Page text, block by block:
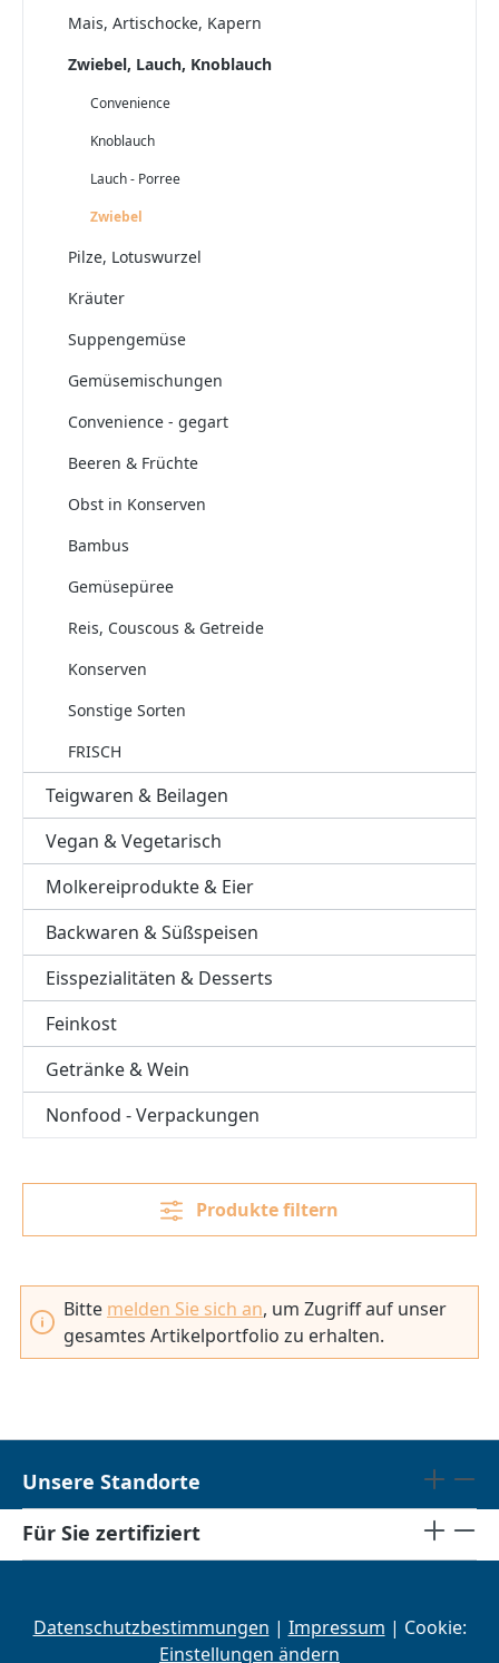
Mais, Artischocke, Kapern
Zwiebel, Lauch, Knoblauch
Convenience
Knoblauch
Lauch - Porree
Zwiebel
Pilze, Lotuswurzel
Kräuter
Suppengemüse
Gemüsemischungen
Convenience - gegart
Beeren & Früchte
Obst in Konserven
Bambus
Gemüsepüree
Reis, Couscous & Getreide
Konserven
Sonstige Sorten
FRISCH
Teigwaren & Beilagen
Vegan & Vegetarisch
Molkereiprodukte & Eier
Backwaren & Süßspeisen
Eisspezialitäten & Desserts
Feinkost
Getränke & Wein
Nonfood - Verpackungen
Produkte filtern
Bitte melden Sie sich an, um Zugriff auf unser
gesamtes Artikelportfolio zu erhalten.
Unsere Standorte
Für Sie zertifiziert
Datenschutzbestimmungen | Impressum | Cookie:
Einstellungen ändern